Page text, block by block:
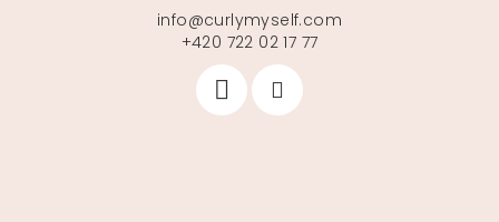
info@curlymyself.com
+420 722 02 17 77